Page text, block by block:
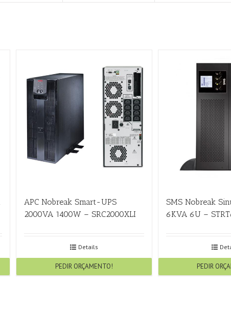
APC Nobreak Smart-UPS
2000VA 1400W – SRC2000XLI
Details
PEDIR ORÇAMENTO!
SMS Nobreak
6KVA 6U –
PEDIR